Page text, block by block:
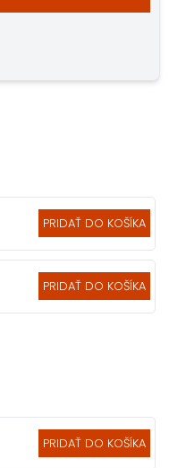
PRIDAŤ DO KOŠÍKA
PRIDAŤ DO KOŠÍKA
PRIDAŤ DO KOŠÍKA